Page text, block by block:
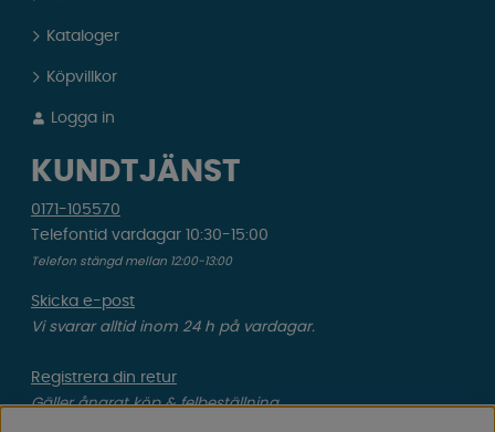
Kataloger
Köpvillkor
Logga in
KUNDTJÄNST
0171-105570
Telefontid vardagar 10:30-15:00
Telefon stängd mellan 12:00-13:00
Skicka e-post
Vi svarar alltid inom 24 h på vardagar.
Registrera din retur
Gäller ångrat köp & felbeställning.